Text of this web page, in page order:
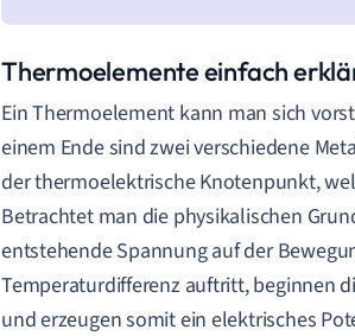
Thermoelemente einfach
Ein Thermoelement kann man sich
einem Ende sind zwei verschiedene
der thermoelektrische Knotenpunkt,
Betrachtet man die physikalischen
entstehende Spannung auf der
Temperaturdifferenz auftritt, beginnen
und erzeugen somit ein elektrisches